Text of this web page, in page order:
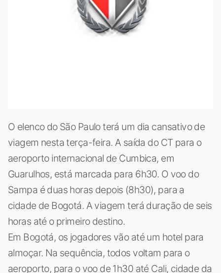
O elenco do São Paulo terá um dia cansativo de
viagem nesta terça-feira. A saída do CT para o
aeroporto internacional de Cumbica, em
Guarulhos, está marcada para 6h30. O voo do
Sampa é duas horas depois (8h30), para a
cidade de Bogotá. A viagem terá duração de seis
horas até o primeiro destino.
Em Bogotá, os jogadores vão até um hotel para
almoçar. Na sequência, todos voltam para o
aeroporto, para o voo de 1h30 até Cali, cidade da